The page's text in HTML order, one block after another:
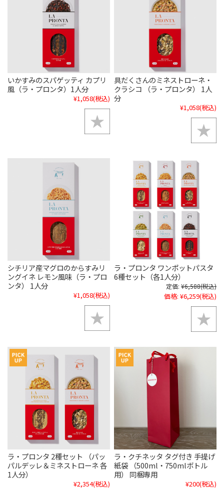
いかすみのスパゲッティ カプリ
風（ラ・プロンタ）1人分
¥1,058(税込)
具だくさんのミネストローネ・
クラシコ （ラ・プロンタ） 1人
分
¥1,058(税込)
シチリア産マグロのからすみリ
ングイネ レモン風味（ラ・プロ
ンタ） 1人分
¥1,058(税込)
ラ・プロンタ ワンポットパスタ
6種セット（各1人分）
定価: ¥6,588(税込)
価格: ¥6,259(税込)
ラ・プロンタ 2種セット （パッ
パルデッレ＆ミネストローネ 各
1人分）
¥2,354(税込)
ラ・クチネッタ タグ付き 手提げ
紙袋 （500ml・750mlボトル
用） 同梱専用
¥200(税込)